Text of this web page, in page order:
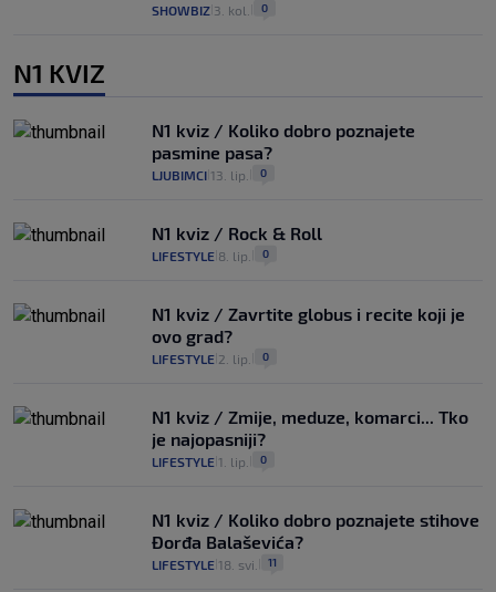
SHOWBIZ 3. kol. 0
N1 KVIZ
N1 kviz / Koliko dobro poznajete
pasmine pasa?
LJUBIMCI 13. lip. 0
N1 kviz / Rock & Roll
LIFESTYLE 8. lip. 0
N1 kviz / Zavrtite globus i recite koji je
ovo grad?
LIFESTYLE 2. lip. 0
N1 kviz / Zmije, meduze, komarci... Tko
je najopasniji?
LIFESTYLE 1. lip. 0
N1 kviz / Koliko dobro poznajete stihove
Đorđa Balaševića?
LIFESTYLE 18. svi. 11